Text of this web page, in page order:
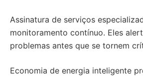
Assinatura de serviços
monitoramento contínuo. Eles
problemas antes que se tornem
Economia de energia inteligente